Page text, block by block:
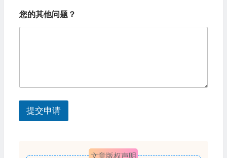
d
S
e
s
+
您的其他问题？
提交申请
文章版权声明